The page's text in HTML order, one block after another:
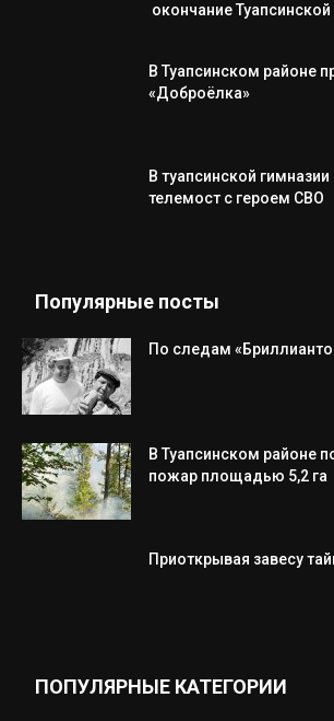
окончание
В Туапсинском районе
«Доброёлка»
В туапсинской
телемост с героем СВО
Популярные посты
По следам
В Туапсинском районе
пожар площадью 5,2 га
Приоткрывая завесу
ПОПУЛЯРНЫЕ КАТЕГОРИИ